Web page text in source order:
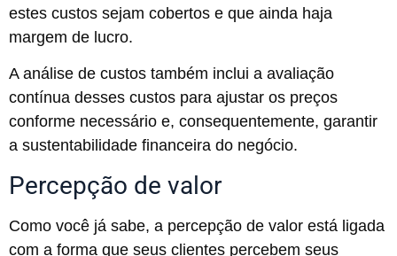
estes custos sejam cobertos e que ainda haja
margem de lucro.
A análise de custos também inclui a avaliação
contínua desses custos para ajustar os preços
conforme necessário e, consequentemente, garantir
a sustentabilidade financeira do negócio.
Percepção de valor
Como você já sabe, a percepção de valor está ligada
com a forma que seus clientes percebem seus